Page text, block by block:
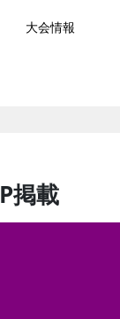
大会情報
掲載